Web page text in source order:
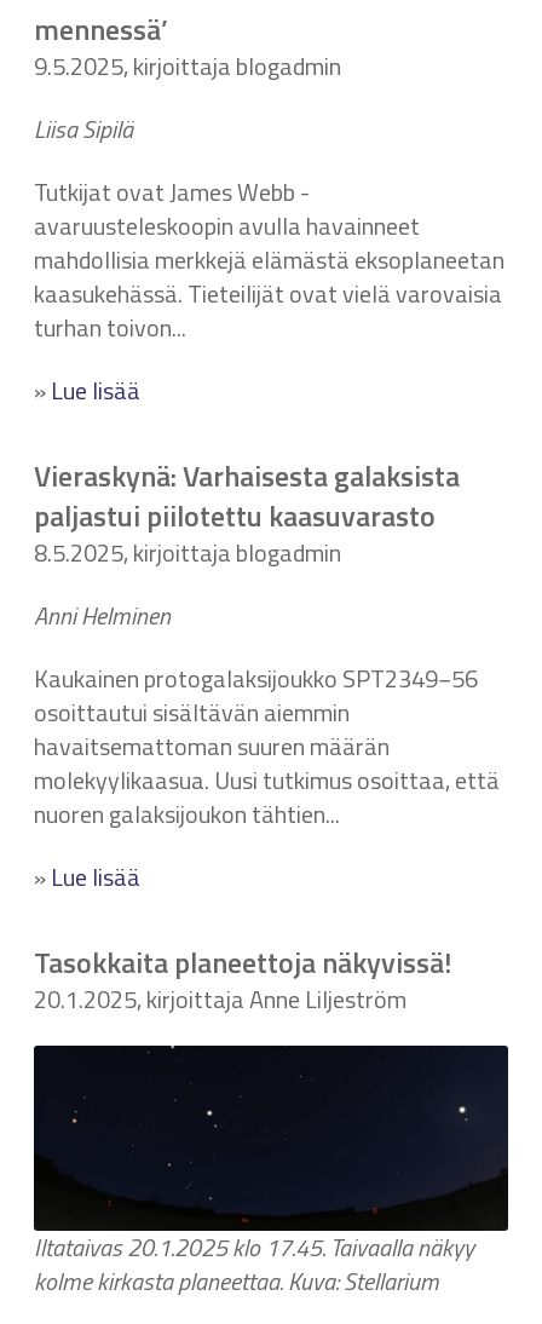
mennessä’
9.5.2025, kirjoittaja blogadmin
Liisa Sipilä
Tutkijat ovat James Webb -
avaruusteleskoopin avulla havainneet
mahdollisia merkkejä elämästä eksoplaneetan
kaasukehässä. Tieteilijät ovat vielä varovaisia
turhan toivon...
»Lue lisää
Vieraskynä: Varhaisesta galaksista
paljastui piilotettu kaasuvarasto
8.5.2025, kirjoittaja blogadmin
Anni Helminen
Kaukainen protogalaksijoukko SPT2349−56
osoittautui sisältävän aiemmin
havaitsemattoman suuren määrän
molekyylikaasua. Uusi tutkimus osoittaa, että
nuoren galaksijoukon tähtien...
»Lue lisää
Tasokkaita planeettoja näkyvissä!
20.1.2025, kirjoittaja Anne Liljeström
Iltataivas 20.1.2025 klo 17.45. Taivaalla näkyy
kolme kirkasta planeettaa. Kuva: Stellarium